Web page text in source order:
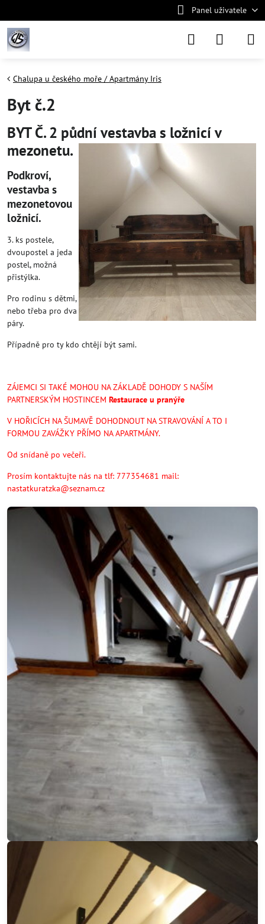
Panel uživatele
Chalupa u českého moře / Apartmány Iris
Byt č.2
BYT Č. 2 půdní vestavba s ložnicí v
mezonetu.
Podkroví,
vestavba s
mezonetovou
ložnicí.
3. ks postele,
dvoupostel a jeda
postel, možná
přistýlka.
Pro rodinu s dětmi,
nebo třeba pro dva
páry.
Případně pro ty kdo chtějí být sami.
ZÁJEMCI SI TAKÉ MOHOU NA ZÁKLADĚ DOHODY S NAŠÍM
PARTNERSKÝM HOSTINCEM Restaurace u pranýře
V HOŘICÍCH NA ŠUMAVĚ DOHODNOUT NA STRAVOVÁNÍ A TO I
FORMOU ZAVÁŽKY PŘÍMO NA APARTMÁNY.
Od snídaně po večeři.
Prosím kontaktujte nás na tlf: 777354681 mail:
nastatkuratzka@seznam.cz